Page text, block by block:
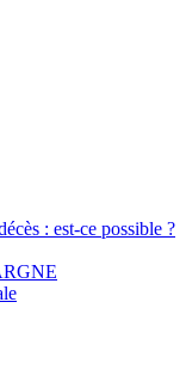
: est-ce possible ?